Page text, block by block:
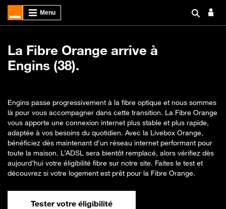
La Fibre Orange arrive à
Engins (38).
Engins passe progressivement à la fibre optique et nous sommes
là pour vous accompagner dans cette transition. La Fibre Orange
vous apporte une connexion internet plus stable et plus rapide,
adaptée à vos besoins du quotidien. Avec la Livebox Orange,
bénéficiez dès maintenant d’un réseau internet performant pour
toute la maison. L’ADSL sera bientôt remplacé, alors vérifiez dès
aujourd’hui votre éligibilité fibre sur notre site. Faites le test et
découvrez si votre logement est prêt pour la Fibre Orange.
Tester votre éligibilité